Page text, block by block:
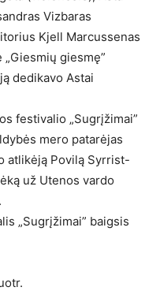
Vizbaras
Kjell Marcussenas
giesmę”
dedikavo Astai
festivalio „Sugrįžimai”
mero patarėjas
atlikėją Povilą Syrrist-
už Utenos vardo
„Sugrįžimai” baigsis